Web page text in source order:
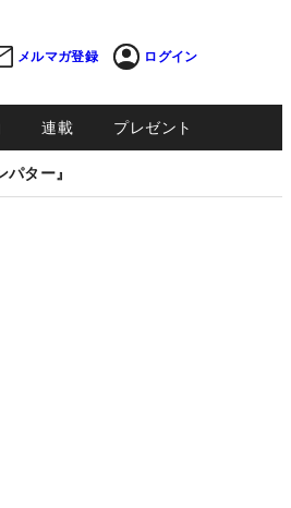
メルマガ登録 ログイン
連載 プレゼント
ター』